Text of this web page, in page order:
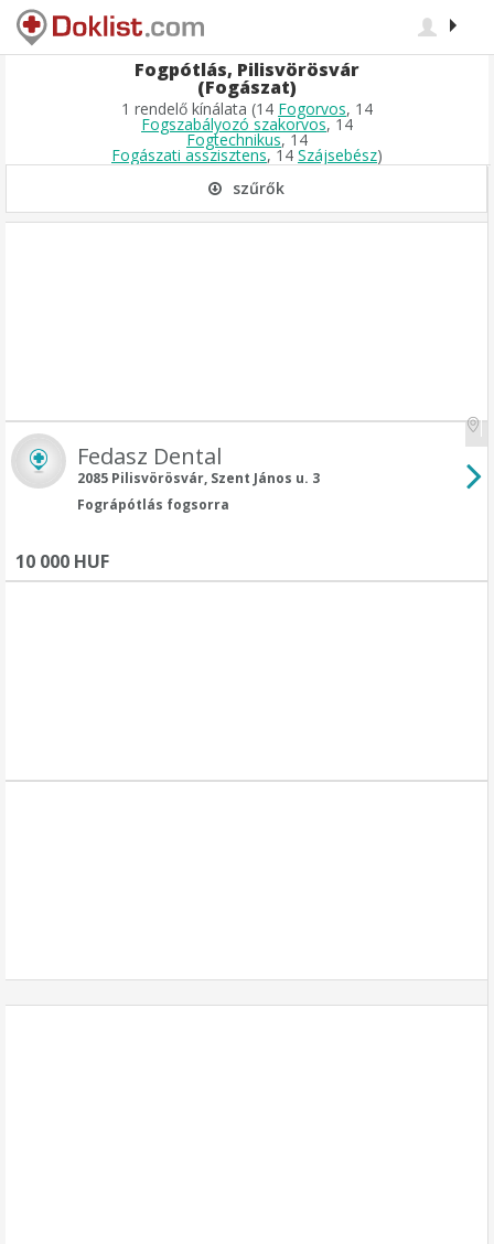
Fogpótlás, Pilisvörösvár
(Fogászat)
1 rendelő kínálata (14 Fogorvos, 14
Fogszabályozó szakorvos, 14
Fogtechnikus, 14
Fogászati asszisztens, 14 Szájsebész)
szűrők
Fedasz Dental
2085 Pilisvörösvár, Szent János u. 3
Fográpótlás fogsorra
10 000 HUF